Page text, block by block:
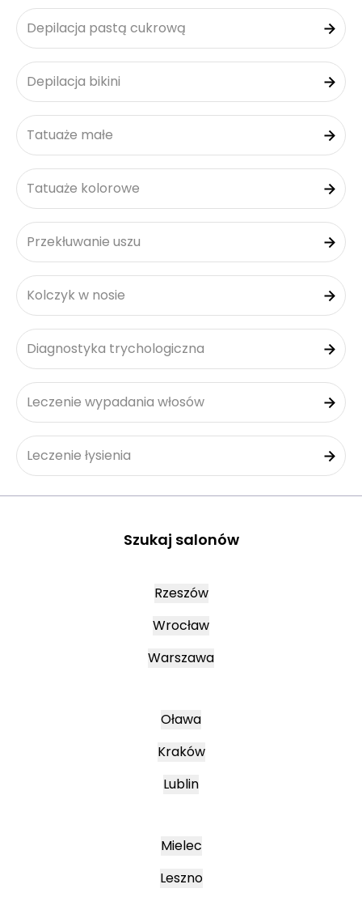
Depilacja pastą cukrową
Depilacja bikini
Tatuaże małe
Tatuaże kolorowe
Przekłuwanie uszu
Kolczyk w nosie
Diagnostyka trychologiczna
Leczenie wypadania włosów
Leczenie łysienia
Szukaj salonów
Rzeszów
Wrocław
Warszawa
Oława
Kraków
Lublin
Mielec
Leszno